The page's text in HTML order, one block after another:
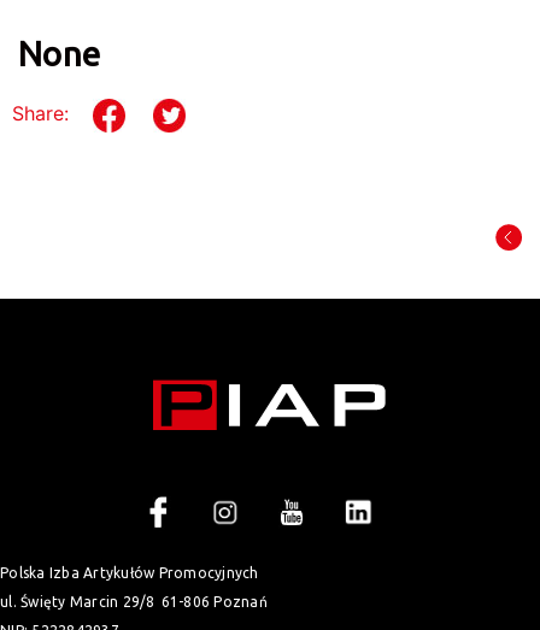
None
Share:
Polska Izba Artykułów Promocyjnych
ul. Święty Marcin 29/8 61-806 Poznań